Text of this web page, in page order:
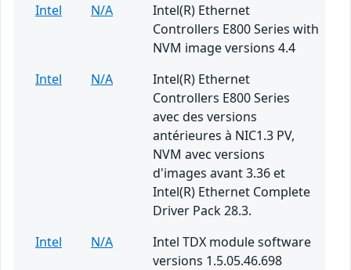
Intel
N/A
Intel(R) Ethernet
Controllers E800 Series with
NVM image versions 4.4
Intel
N/A
Intel(R) Ethernet
Controllers E800 Series
avec des versions
antérieures à NIC1.3 PV,
NVM avec versions
d'images avant 3.36 et
Intel(R) Ethernet Complete
Driver Pack 28.3.
Intel
N/A
Intel TDX module software
versions 1.5.05.46.698